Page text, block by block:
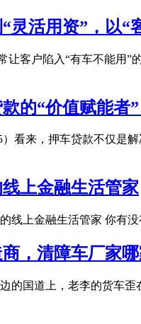
灵活用资”，以“
让客户陷入“有车不能用”
的“价值赋能者
）看来，押车贷款不仅是
上金融生活管家
线上金融生活管家 你有
，清障车厂家哪
的国道上，老李的货车